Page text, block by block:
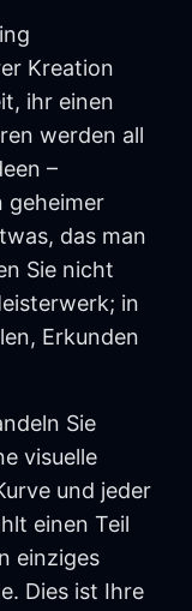
Kreation
ihr einen
werden all
–
geheimer
das man
Sie nicht
in
Erkunden
Sie
visuelle
und jeder
einen Teil
einziges
Dies ist Ihre